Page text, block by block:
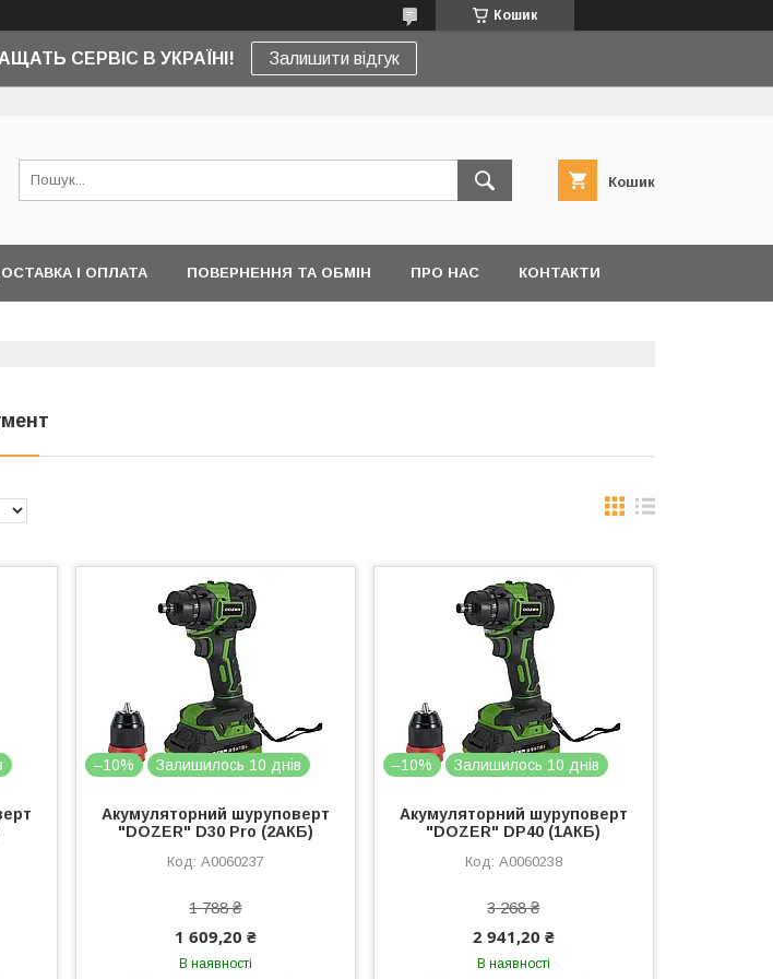
Кошик
СЕРВІС В УКРАЇНІ! Залишити відгук
Кошик
І ОПЛАТА ПОВЕРНЕННЯ ТА ОБМІН ПРО НАС КОНТАКТИ
–10% Залишилось 10 днів
Акумуляторний шуруповерт
"DOZER" D30 Pro (2АКБ)
А0060237
1 788 ₴
1 609,20 ₴
В наявності
–10% Залишилось 10 днів
Акумуляторний шуруповерт
"DOZER" DP40 (1АКБ)
А0060238
3 268 ₴
2 941,20 ₴
В наявності